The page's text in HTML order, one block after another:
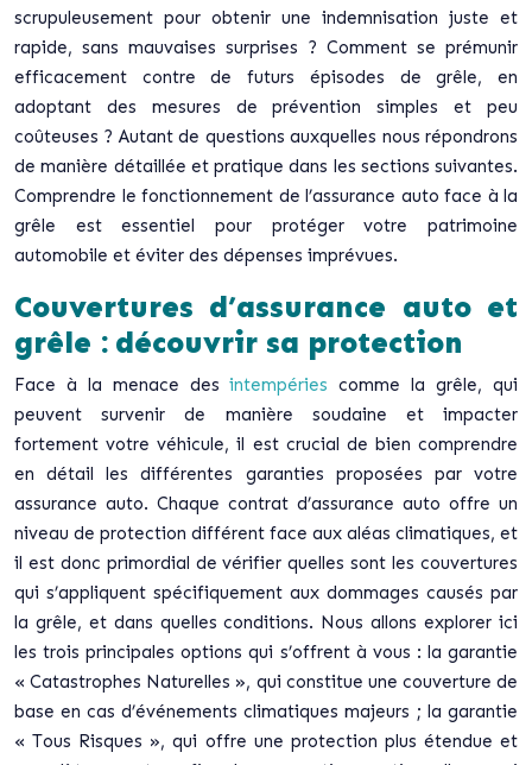
scrupuleusement pour obtenir une indemnisation juste et
rapide, sans mauvaises surprises ? Comment se prémunir
efficacement contre de futurs épisodes de grêle, en
adoptant des mesures de prévention simples et peu
coûteuses ? Autant de questions auxquelles nous répondrons
de manière détaillée et pratique dans les sections suivantes.
Comprendre le fonctionnement de l’assurance auto face à la
grêle est essentiel pour protéger votre patrimoine
automobile et éviter des dépenses imprévues.
Couvertures d’assurance auto et
grêle : découvrir sa protection
Face à la menace desintempéries comme la grêle, qui
peuvent survenir de manière soudaine et impacter
fortement votre véhicule, il est crucial de bien comprendre
en détail les différentes garanties proposées par votre
assurance auto. Chaque contrat d’assurance auto offre un
niveau de protection différent face aux aléas climatiques, et
il est donc primordial de vérifier quelles sont les couvertures
qui s’appliquent spécifiquement aux dommages causés par
la grêle, et dans quelles conditions. Nous allons explorer ici
les trois principales options qui s’offrent à vous : la garantie
« Catastrophes Naturelles », qui constitue une couverture de
base en cas d’événements climatiques majeurs ; la garantie
« Tous Risques », qui offre une protection plus étendue et